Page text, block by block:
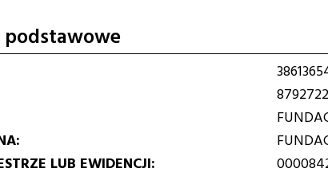
LUB EWIDENCJI